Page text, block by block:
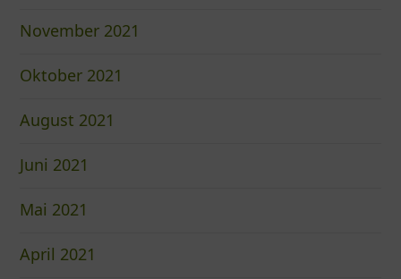
November 2021
Oktober 2021
August 2021
Juni 2021
Mai 2021
April 2021